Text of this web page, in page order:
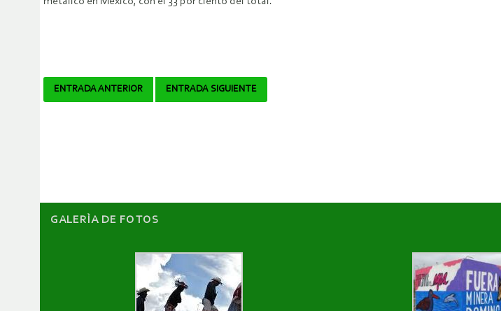
Navegador
ENTRADA ANTERIOR ENTRADA SIGUIENTE
GALERÌA DE FOTOS